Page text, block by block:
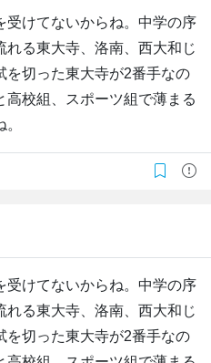
受けてないからね。中学の序
る東大寺、洛南、西大和じ
を切った東大寺が2番手なの
校組、スポーツ組で薄まる
受けてないからね。中学の序
る東大寺、洛南、西大和じ
を切った東大寺が2番手なの